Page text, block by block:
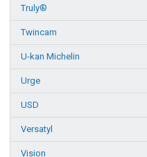
Truly®
Twincam
U-kan Michelin
Urge
USD
Versatyl
Vision